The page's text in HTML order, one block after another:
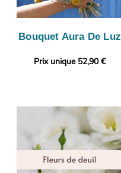
Bouquet Aura De Luz
Prix unique 52,90 €